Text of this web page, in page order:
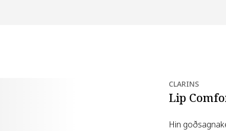
CLARINS
Lip
Hin